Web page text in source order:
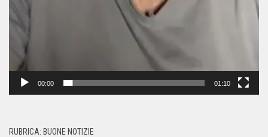
00:00 01:10
RUBRICA: BUONE NOTIZIE